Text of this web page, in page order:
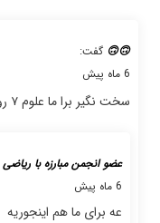
🙃🙃 گفت:
6 ماه پیش
سخت نگیر برا ما علوم ۷ روز وقته
عضو انجمن مبارزه با ریاضی
6 ماه پیش
عه برای ما هم اینجوریه